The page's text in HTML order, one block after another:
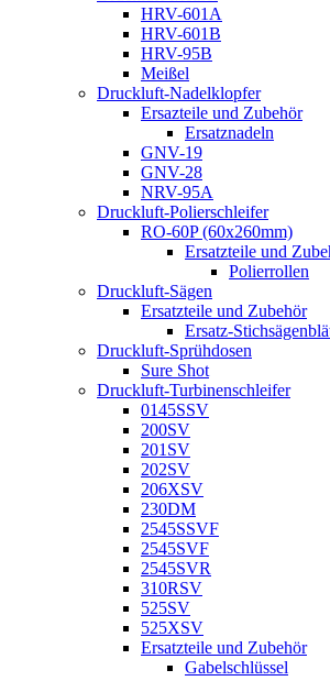
HRV-601A
HRV-601B
HRV-95B
Meißel
Druckluft-Nadelklopfer
Ersazteile und Zubehör
Ersatznadeln
GNV-19
GNV-28
NRV-95A
Druckluft-Polierschleifer
RO-60P (60x260mm)
Ersatzteile und
Polierrollen
Druckluft-Sägen
Ersatzteile und Zubehör
Ersatz-
Druckluft-Sprühdosen
Sure Shot
Druckluft-Turbinenschleifer
0145SSV
200SV
201SV
202SV
206XSV
230DM
2545SSVF
2545SVF
2545SVR
310RSV
525SV
525XSV
Ersatzteile und Zubehör
Gabelschlüssel